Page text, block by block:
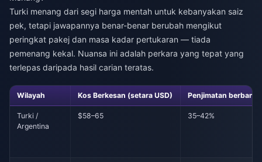
Turki menang dari segi harga mentah untuk kebanyakan saiz
pek, tetapi jawapannya benar-benar berubah mengikut
peringkat pakej dan masa kadar pertukaran — tiada
pemenang kekal. Nuansa ini adalah perkara yang tepat yang
terlepas daripada hasil carian teratas.
Wilayah Kos Berkesan (setara USD) Penjimatan
Turki /
Argentina
$58–65 35–42%